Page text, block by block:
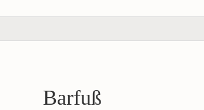
Barfuß